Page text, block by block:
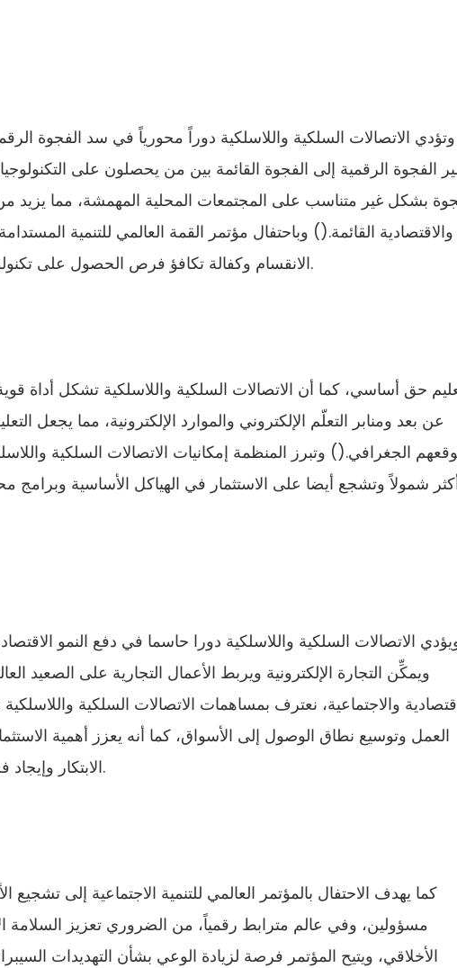
وتؤدي الاتصالات السلكية واللاسلكية دوراً محورياً في سد الفجوة
الفجوة الرقمية إلى الفجوة القائمة بين من يحصلون على
بشكل غير متناسب على المجتمعات المحلية المهمشة، مما يزيد
والاقتصادية القائمة.() وباحتفال مؤتمر القمة العالمي للتنمية
الانقسام وكفالة تكافؤ فرص الحصول على تكنولوجيات المعلومات والاتصالات لكل فرد.
حق أساسي، كما أن الاتصالات السلكية واللاسلكية تشكل أداة
عن بعد ومنابر التعلّم الإلكتروني والموارد الإلكترونية، مما يجعل
الجغرافي.() وتبرز المنظمة إمكانيات الاتصالات السلكية
شمولاً وتشجع أيضا على الاستثمار في الهياكل الأساسية وبرامج
الاتصالات السلكية واللاسلكية دورا حاسما في دفع النمو
ويمكِّن التجارة الإلكترونية ويربط الأعمال التجارية على الصعيد
والاجتماعية، نعترف بمساهمات الاتصالات السلكية
العمل وتوسيع نطاق الوصول إلى الأسواق، كما أنه يعزز أهمية
الابتكار وإيجاد فرص العمل وتحقيق التكامل الاقتصادي.
كما يهدف الاحتفال بالمؤتمر العالمي للتنمية الاجتماعية إلى
مسؤولين، وفي عالم مترابط رقمياً، من الضروري تعزيز السلامة
الأخلاقي، ويتيح المؤتمر فرصة لزيادة الوعي بشأن التهديدات